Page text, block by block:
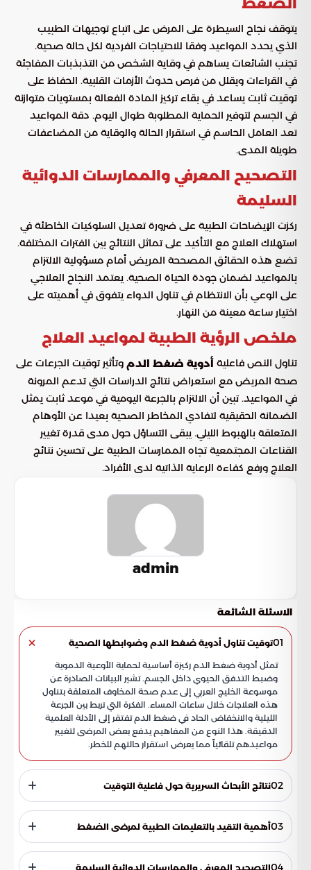
يتوقف نجاح السيطرة على المرض على اتباع توجيهات الطبيب
الذي يحدد المواعيد وفقا للاحتياجات الفردية لكل حالة صحية.
تجنب الشائعات يساهم في وقاية الشخص من التذبذبات المفاجئة
في القراءات ويقلل من فرص حدوث الأزمات القلبية. الحفاظ على
توقيت ثابت يساعد في بقاء تركيز المادة الفعالة بمستويات متوازنة
في الجسم لتوفير الحماية المطلوبة طوال اليوم. دقة المواعيد
تعد العامل الحاسم في استقرار الحالة والوقاية من المضاعفات
طويلة المدى.
التصحيح المعرفي والممارسات الدوائية
السليمة
ركزت الإيضاحات الطبية على ضرورة تعديل السلوكيات الخاطئة في
استهلاك العلاج مع التأكيد على تماثل النتائج بين الفترات المختلفة.
تضع هذه الحقائق المصححة المريض أمام مسؤولية الالتزام
بالمواعيد لضمان جودة الحياة الصحية. يعتمد النجاح العلاجي
على الوعي بأن الانتظام في تناول الدواء يتفوق في أهميته على
اختيار ساعة معينة من النهار.
ملخص الرؤية الطبية لمواعيد العلاج
تناول النص فاعلية أدوية ضغط الدم وتأثير توقيت الجرعات على
صحة المريض مع استعراض نتائج الدراسات التي تدعم المرونة
في المواعيد. تبين أن الالتزام بالجرعة اليومية في موعد ثابت يمثل
الضمانة الحقيقية لتفادي المخاطر الصحية بعيدا عن الأوهام
المتعلقة بالهبوط الليلي. يبقى التساؤل حول مدى قدرة تغيير
القناعات المجتمعية تجاه الممارسات الطبية على تحسين نتائج
العلاج ورفع كفاءة الرعاية الذاتية لدى الأفراد.
admin
الاسئلة الشائعة
01توقيت تناول أدوية ضغط الدم وضوابطها الصحية
تمثل أدوية ضغط الدم ركيزة أساسية لحماية الأوعية الدموية
وضبط التدفق الحيوي داخل الجسم. تشير البيانات الصادرة عن
موسوعة الخليج العربي إلى عدم صحة المخاوف المتعلقة بتناول
هذه العلاجات خلال ساعات المساء. الفكرة التي تربط بين الجرعة
الليلية والانخفاض الحاد في ضغط الدم تفتقر إلى الأدلة العلمية
الدقيقة. هذا النوع من المفاهيم يدفع بعض المرضى لتغيير
مواعيدهم تلقائياً مما يعرض استقرار حالتهم للخطر.
02نتائج الأبحاث السريرية حول فاعلية التوقيت
أظهرت نتائج دراسة علمية متخصصة أن كفاءة العلاج تظل
مستقرة سواء استهلك المريض الدواء صباحاً أو مساءً. البيانات
المسجلة تؤكد أن مستويات الأمان لا تتأثر بالجدول الزمني المتبع
03أهمية التقيد بالتعليمات الطبية لمرضى الضغط
يتوقف نجاح السيطرة على المرض على اتباع توجيهات الطبيب الذي
يحدد المواعيد وفقاً للاحتياجات الفردية لكل حالة صحية. تجنب04التصحيح المعرفي والممارسات الدوائية السليمة